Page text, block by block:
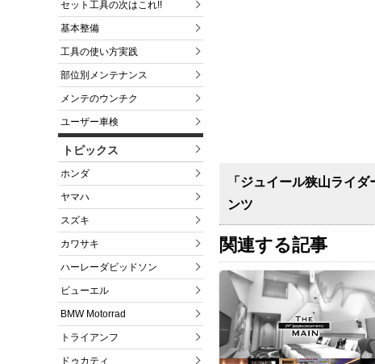
セット工具の次はこれ!!
基本整備
工具の使い方実践
部位別メンテナンス
メンテのウンチク
ユーザー車検
トピックス
ホンダ
ヤマハ
スズキ
カワサキ
ハーレーダビッドソン
ビューエル
BMW Motorrad
トライアンフ
ドゥカティ
「ジュイール狭山ライ
ンツ
関連する記事